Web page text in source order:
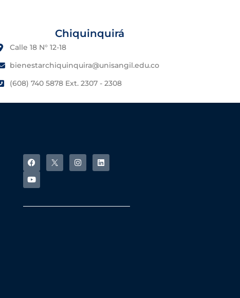
Chiquinquirá
Calle 18 N° 12-18
bienestarchiquinquira@unisangil.edu.co
(608) 740 5878 Ext. 2307 - 2308